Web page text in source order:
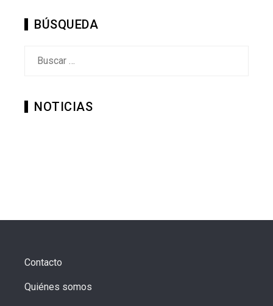
BÚSQUEDA
NOTICIAS
Contacto
Quiénes somos